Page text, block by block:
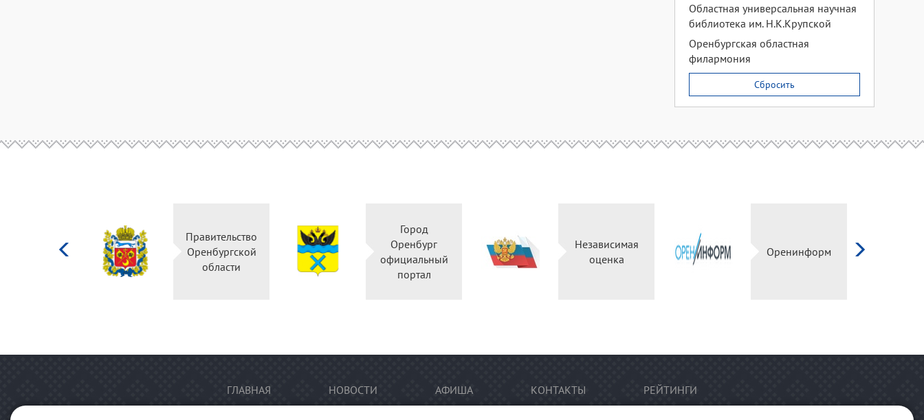
Областная универсальная научная
библиотека им. Н.К.Крупской
Оренбургская областная
филармония
Сбросить
Правительство
Оренбургской
области
Город
Оренбург
официальный
портал
Независимая
оценка
Оренинформ
ГЛАВНАЯ НОВОСТИ АФИША КОНТАКТЫ РЕЙТИНГИ